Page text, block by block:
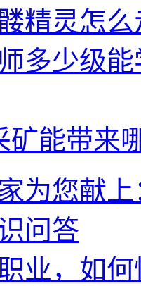
精灵怎
多少级
矿能带来
为您献
问答
业，如